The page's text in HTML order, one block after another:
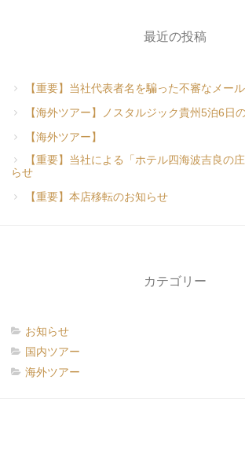
最近の投稿
【重要】当社代表者名を騙った不審なメー
【海外ツアー】ノスタルジック貴州5泊6日
【海外ツアー】
【重要】当社による「ホテル四海波吉良の
らせ
【重要】本店移転のお知らせ
カテゴリー
お知らせ
国内ツアー
海外ツアー